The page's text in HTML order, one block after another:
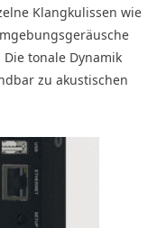
Klangkulissen wie
tonale Dynamik
zu akustischen